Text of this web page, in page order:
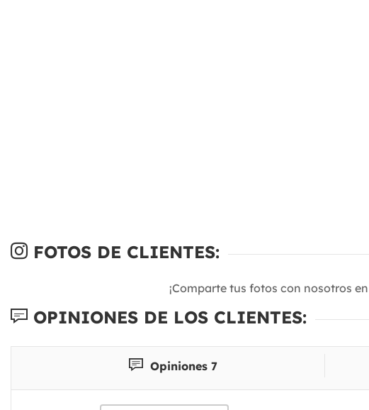
FOTOS DE CLIENTES:
¡Comparte tus fotos con nosotros en
OPINIONES DE LOS CLIENTES:
Opiniones 7